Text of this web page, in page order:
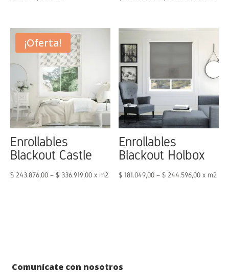
¡Oferta!
Enrollables
Blackout Castle
$ 243.876,00 – $ 336.919,00 x m2
Enrollables
Blackout Holbox
$ 181.049,00 –$ 244.596,00 x m2
Comunícate con nosotros